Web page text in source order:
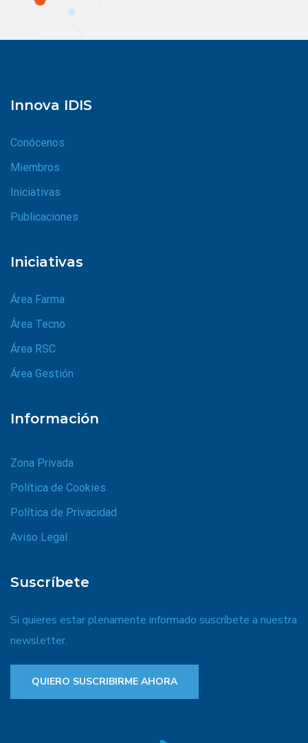
Innova IDIS
Conócenos
Miembros
Iniciativas
Publicaciones
Iniciativas
Área Farma
Área Tecno
Área RSC
Área Gestión
Información
Zona Privada
Política de Cookies
Política de Privacidad
Aviso Legal
Suscríbete
Si quieres estar plenamente informado suscríbete a nuestra
newsletter.
QUIERO SUSCRIBIRME AHORA